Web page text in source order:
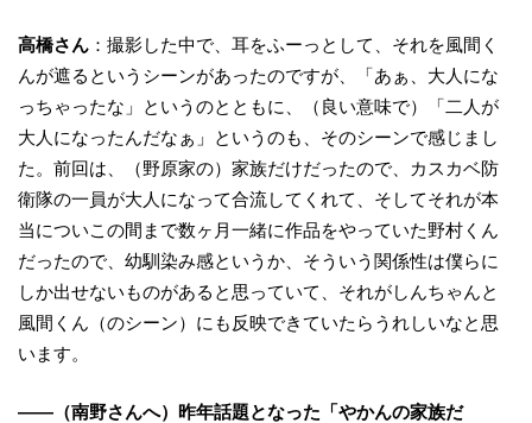
高橋さん ：撮影した中で、耳をふーっとして、それを風間く
んが遮るというシーンがあったのですが、「あぁ、大人にな
っちゃったな」というのとともに、（良い意味で）「二人が
大人になったんだなぁ」というのも、そのシーンで感じまし
た。前回は、（野原家の）家族だけだったので、カスカベ防
衛隊の一員が大人になって合流してくれて、そしてそれが本
当についこの間まで数ヶ月一緒に作品をやっていた野村くん
だったので、幼馴染み感というか、そういう関係性は僕らに
しか出せないものがあると思っていて、それがしんちゃんと
風間くん（のシーン）にも反映できていたらうれしいなと思
います。
——（南野さんへ）昨年話題となった「やかんの家族だ